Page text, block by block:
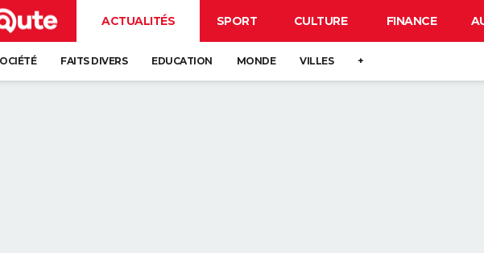
ACTUALITÉS SPORT CULTURE FINANCE
FAITS DIVERS EDUCATION MONDE VILLES +